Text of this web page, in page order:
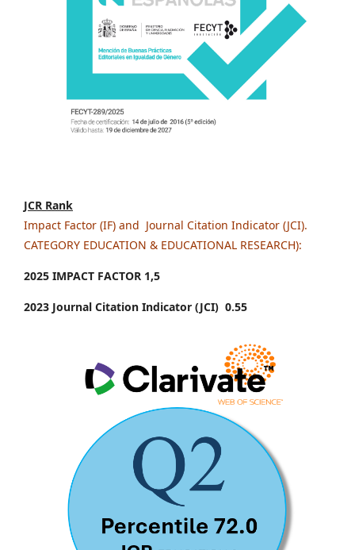
JCR Rank
Impact Factor (IF) and Journal Citation Indicator (JCI).
CATEGORY EDUCATION & EDUCATIONAL RESEARCH):
2025 IMPACT FACTOR 1,5
2023 Journal Citation Indicator (JCI) 0.55